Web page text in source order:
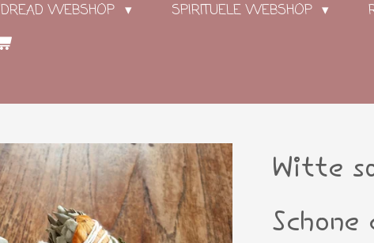
DREAD WEBSHOP SPIRITUELE WEBSHOP
Witte
Schone